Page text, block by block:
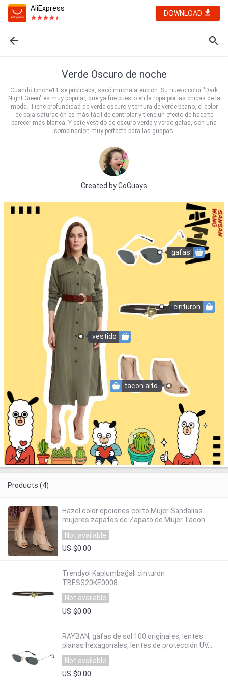
AliExpress
DOWNLOAD
Verde Oscuro de noche
Cuando Iphone11 se publicaba, sacó mucha atencion. Su nuevo color "Dark
Night Green" es muy popular, que ya fue puesto en la ropa por las chicas de la
moda. Tiene profundidad de verde oscuro y ternura de verde beano, el color
de baja saturación es más fácil de controlar y tiene un efecto de hacerte
parecer más blanca. Y este vestido de oscuro verde y verde gafas, son una
combinacion muy perfecta para las guapas.
Created byGoGuays
tacon alto
cinturon
gafas
vestido
Products (4)
Hazel color opciones corto Mujer Sandalias
mujeres zapatos de Zapato de Mujer Tacon
zapatos de tacones de Mujer dedo del pie
puntiagudo
Not available
US $0.00
Trendyol Kaplumbağalı cinturón
TBESS20KE0008
Not available
US $0.00
RAYBAN, gafas de sol 100 originales, lentes
planas hexagonales, lentes de protección UV,
accesorios para gafas para hombres/mujeres
RB3548N 001 48
Not available
US $0.00